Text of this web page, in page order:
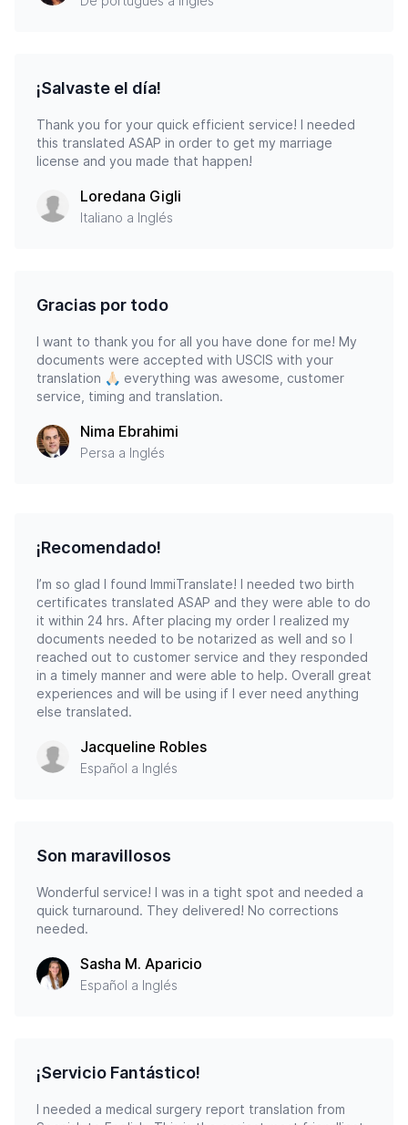
¡Salvaste el día!
Thank you for your quick efficient service! I needed
this translated ASAP in order to get my marriage
license and you made that happen!
Loredana Gigli
Italiano a Inglés
Gracias por todo
I want to thank you for all you have done for me! My
documents were accepted with USCIS with your
translation 🙏🏻 everything was awesome, customer
service, timing and translation.
Nima Ebrahimi
Persa a Inglés
¡Recomendado!
I’m so glad I found ImmiTranslate! I needed two birth
certificates translated ASAP and they were able to do
it within 24 hrs. After placing my order I realized my
documents needed to be notarized as well and so I
reached out to customer service and they responded
in a timely manner and were able to help. Overall great
experiences and will be using if I ever need anything
else translated.
Jacqueline Robles
Español a Inglés
Son maravillosos
Wonderful service! I was in a tight spot and needed a
quick turnaround. They delivered! No corrections
needed.
Sasha M. Aparicio
Español a Inglés
¡Servicio Fantástico!
I needed a medical surgery report translation from